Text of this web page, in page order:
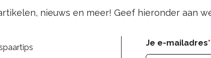
nieuws en meer! Geef hieronder aan
Je e-mailadres